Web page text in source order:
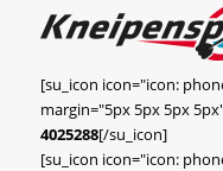
[su_icon icon="icon:
margin="5px 5px 5px
4025288[/su_icon]
[su_icon icon="icon: